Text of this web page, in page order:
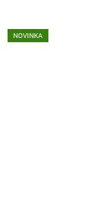
NOVINKA